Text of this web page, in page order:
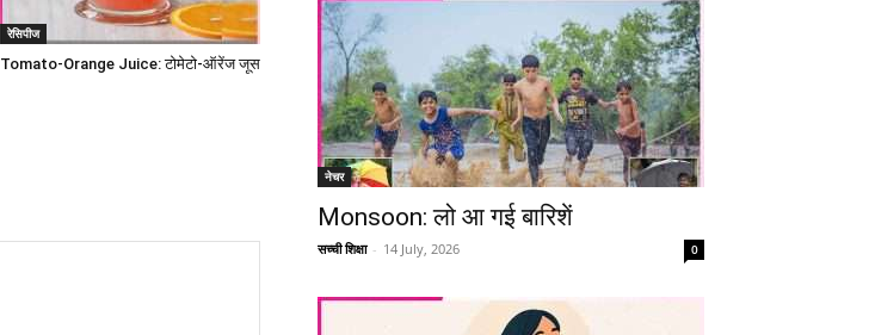
रेसिपीज
Tomato-Orange Juice: टोमेटो-ऑरेंज जूस
नेचर
Monsoon: लो आ गई बारिशें
सच्ची शिक्षा - 14 July, 2026 0